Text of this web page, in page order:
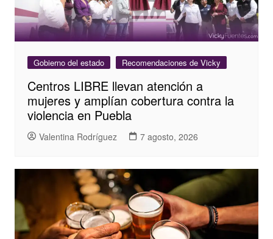
Gobierno del estado Recomendaciones de Vicky
Centros LIBRE llevan atención a
mujeres y amplían cobertura contra la
violencia en Puebla
Valentina Rodríguez 7 agosto, 2026